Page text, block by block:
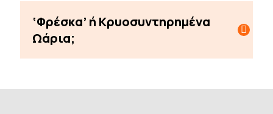
‘Φρέσκα’ ή Κρυοσυντηρημένα
Ωάρια;